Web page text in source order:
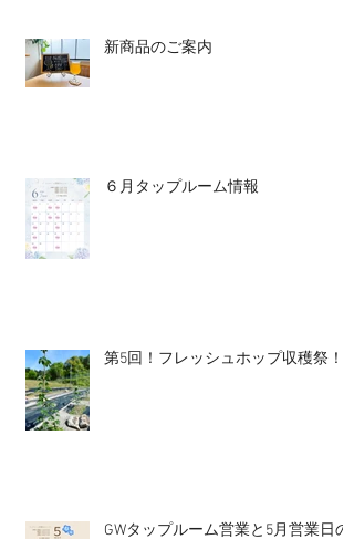
新商品のご案内
６月タップルーム情報
第5回！フレッシュホップ収穫祭！
GWタップルーム営業と5月営業日の